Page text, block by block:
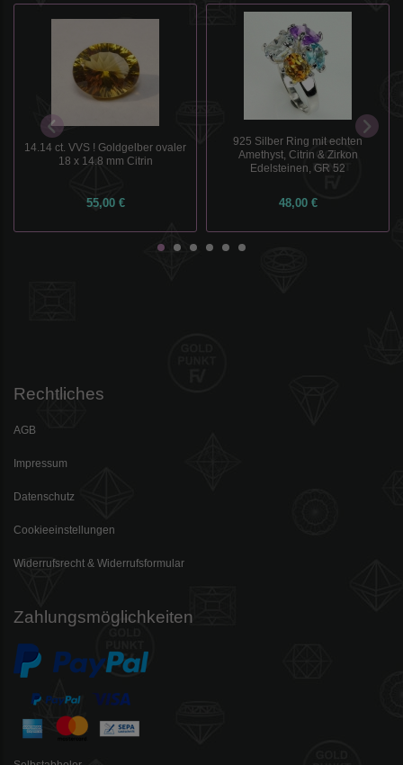
14.14 ct. VVS ! Goldgelber ovaler
18 x 14.8 mm Citrin
55,00 €
925 Silber Ring mit echten
Amethyst, Citrin & Zirkon
Edelsteinen, GR 52
48,00 €
Rechtliches
AGB
Impressum
Datenschutz
Cookieeinstellungen
Widerrufsrecht & Widerrufsformular
Zahlungsmöglichkeiten